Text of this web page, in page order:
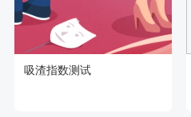
吸渣指数测试